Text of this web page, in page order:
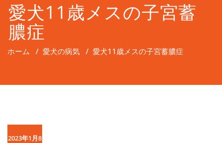
ン
切
愛犬11歳メスの子宮蓄
膿症
ホーム / 愛犬の病気 / 愛犬11歳メスの子宮蓄膿症
2023年1月8